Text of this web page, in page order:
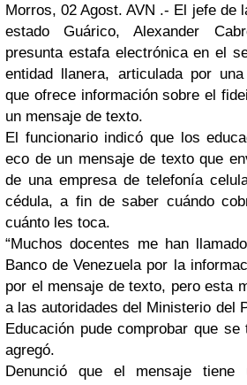
Morros, 02 Agost. AVN .- El jefe de
estado Guárico, Alexander
presunta estafa electrónica en el
entidad llanera, articulada por
que ofrece información sobre el
un mensaje de texto.
El funcionario indicó que los
eco de un mensaje de texto que
de una empresa de telefonía
cédula, a fin de saber cuándo
cuánto les toca.
“Muchos docentes me han
Banco de Venezuela por la
por el mensaje de texto, pero esta
a las autoridades del Ministerio del
Educación pude comprobar que se
agregó.
Denunció que el mensaje